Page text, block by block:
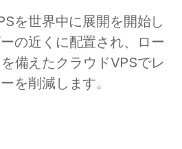
を世界中に展開を開始し
の近くに配置され、ロー
備えたクラウドVPSでレ
を削減します。